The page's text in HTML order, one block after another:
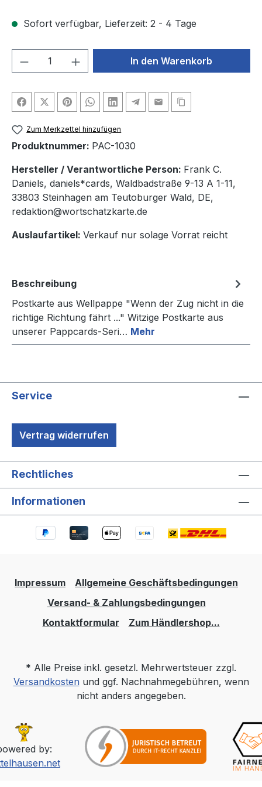
Sofort verfügbar, Lieferzeit: 2 - 4 Tage
Produkt Anzahl: Gib denIn den Warenkorb
Zum Merkzettel hinzufügen
Produktnummer: PAC-1030
Hersteller / Verantwortliche Person: Frank C.
Daniels, daniels*cards, Waldbadstraße 9-13 A 1-11,
33803 Steinhagen am Teutoburger Wald, DE,
redaktion@wortschatzkarte.de
Auslaufartikel: Verkauf nur solage Vorrat reicht
Beschreibung
Postkarte aus Wellpappe "Wenn der Zug nicht in die
richtige Richtung fährt ..." Witzige Postkarte aus
unserer Pappcards-Seri… Mehr
Service
Vertrag widerrufen
Rechtliches
Informationen
Impressum
Allgemeine Geschäftsbedingungen
Versand- & Zahlungsbedingungen
Kontaktformular
Zum Händlershop...
* Alle Preise inkl. gesetzl. Mehrwertsteuer zzgl.
Versandkostenund ggf. Nachnahmegebühren, wenn
nicht anders angegeben.
by: